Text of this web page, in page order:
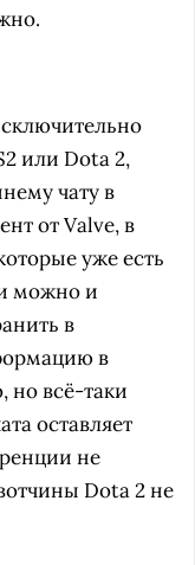
или Dota 2,
чату в
от Valve, в
уже есть
можно и
в
в
но всё-таки
оставляет
не
Dota 2 не